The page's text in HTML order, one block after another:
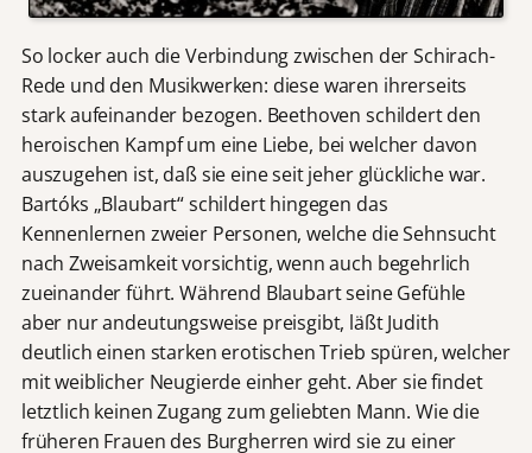
So locker auch die Verbindung zwischen der Schirach-
Rede und den Musikwerken: diese waren ihrerseits
stark aufeinander bezogen. Beethoven schildert den
heroischen Kampf um eine Liebe, bei welcher davon
auszugehen ist, daß sie eine seit jeher glückliche war.
Bartóks „Blaubart“ schildert hingegen das
Kennenlernen zweier Personen, welche die Sehnsucht
nach Zweisamkeit vorsichtig, wenn auch begehrlich
zueinander führt. Während Blaubart seine Gefühle
aber nur andeutungsweise preisgibt, läßt Judith
deutlich einen starken erotischen Trieb spüren, welcher
mit weiblicher Neugierde einher geht. Aber sie findet
letztlich keinen Zugang zum geliebten Mann. Wie die
früheren Frauen des Burgherren wird sie zu einer